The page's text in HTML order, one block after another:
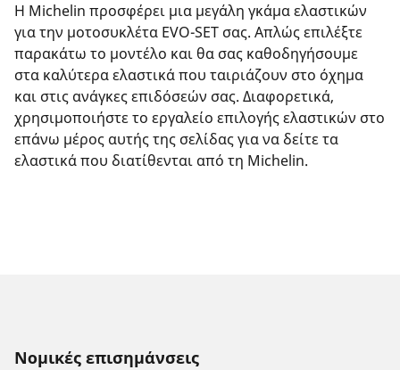
Η Michelin προσφέρει μια μεγάλη γκάμα ελαστικών
για την μοτοσυκλέτα EVO-SET σας. Απλώς επιλέξτε
παρακάτω το μοντέλο και θα σας καθοδηγήσουμε
στα καλύτερα ελαστικά που ταιριάζουν στο όχημα
και στις ανάγκες επιδόσεών σας. Διαφορετικά,
χρησιμοποιήστε το εργαλείο επιλογής ελαστικών στο
επάνω μέρος αυτής της σελίδας για να δείτε τα
ελαστικά που διατίθενται από τη Michelin.
Νομικές επισημάνσεις